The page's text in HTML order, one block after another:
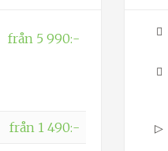
från 5 990:-
från 1 490:-